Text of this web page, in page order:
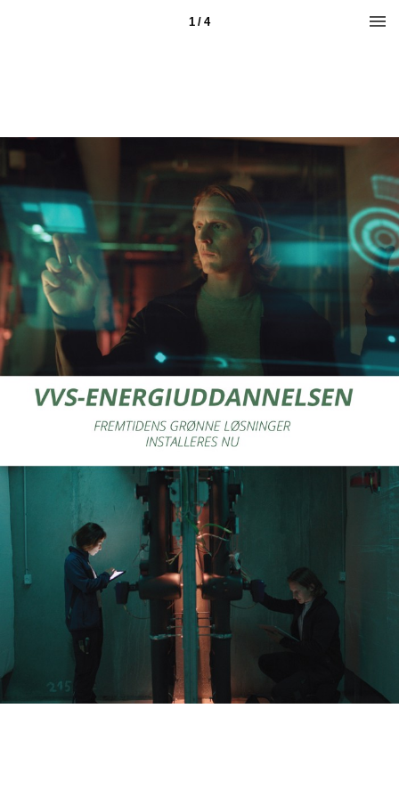
1 / 4